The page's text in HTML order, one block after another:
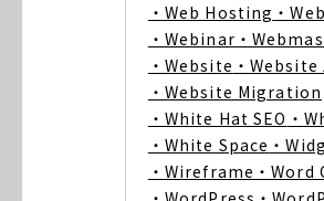
・Web Hosting ・
・Webinar ・
・Website ・
・Website Migration
・White Hat SEO ・
・White Space ・
・Wireframe ・Word